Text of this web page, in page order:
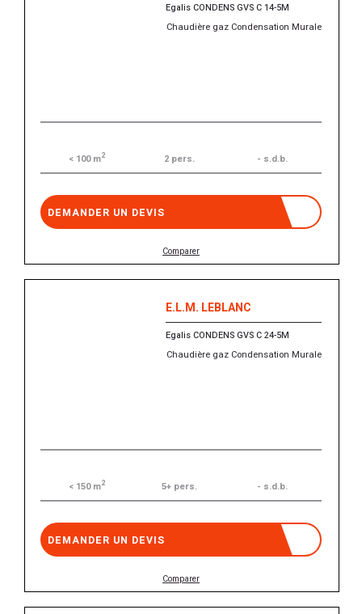
Egalis CONDENS GVS C 14-5M
Chaudière gaz Condensation Murale
< 100 m2 2 pers. - s.d.b.
DEMANDER UN DEVIS
Comparer
E.L.M. LEBLANC
Egalis CONDENS GVS C 24-5M
Chaudière gaz Condensation Murale
< 150 m2 5+ pers. - s.d.b.
DEMANDER UN DEVIS
Comparer